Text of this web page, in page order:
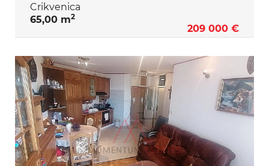
Crikvenica
65,00 m2
209 000 €